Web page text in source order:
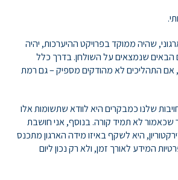
שהיה ממוקד בפרויקט ההיערכות, יהיה
הבאים שנמצאים על השולחן. בדרך כלל
התהליכים לא מהודקים מספיק – גם רמת
שלנו כמבקרים היא לוודא שתשומות אלו
שכאמור לא תמיד קורה. בנוסף, אני חושבת
היא לשקף באיזו מידה הארגון מתכנס
המידע לאורך זמן, ולא רק נכון ליום